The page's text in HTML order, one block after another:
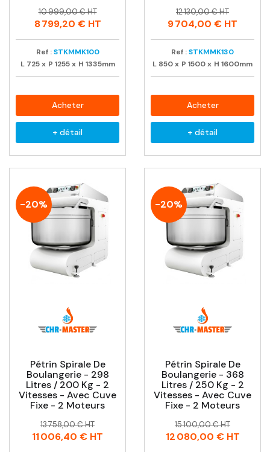
Prix
Prix
habituel
10 999,00 € HT
8 799,20 €HT
Ref : STKMMK100
L 725 x P 1255 x H 1335mm
Acheter
+ détail
Prix
Prix
habituel
12 130,00 € HT
9 704,00 € HT
Ref :STKMMK130
L 850x P 1500x H 1600mm
Acheter
+ détail
-20%
Pétrin Spirale De
Boulangerie - 298
Litres / 200 Kg - 2
Vitesses - Avec Cuve
Fixe - 2 Moteurs
Prix
Prix
habituel
13 758,00 € HT
11 006,40 € HT
-20%
Pétrin Spirale De
Boulangerie - 368
Litres / 250 Kg - 2
Vitesses - Avec Cuve
Fixe - 2 Moteurs
Prix
Prix
habituel
15 100,00 € HT
12 080,00 €HT